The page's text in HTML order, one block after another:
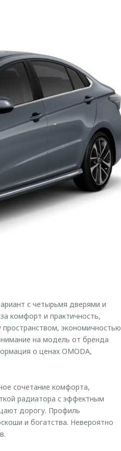
с четырьмя дверями и
комфорт и практичность,
экономичностью
на модель от бренда
о ценах OMODA,
сочетание комфорта,
радиатора с эффектным
дорогу. Профиль
и богатства. Невероятно